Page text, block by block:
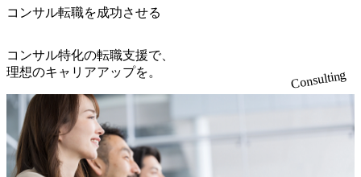
keto_kajita/)） 多様なメンバー、多様なプロジェクトによる
も関わらず、外資系戦略コンサルティングファームや総合
系コンサルティングファームをはじめ、メーカー、ITベン
チャー、外資系金融機関など多彩な出自で構成されてお
り、常に刺激を受けながらプロジェクトワークが可能 総合
コンサルティングファームの名の通り、全方位のクライア
ントに対して様々なプロジェクトが存在しており、手を上
げれば常に新しいテーマのチャレンジ機会を提供している
（ワンプール制） そのため、全体の離職率10％以下、未経
※顔出しは不要です。ご質問頂く際のみ、顔出ししていた
ている。 <u>ワンプール制</u>を取っており、業界の枠に縛
り、<u>営業活動に工数を割かれることなくデリバリーに注
力可能</u> 従業員満足度を非常に重視しており、意にそぐ
わないプロジェクトにアサインされてしまった場合、半強
制的に別のプロジェクトに異動することが可能。その結
果、<u>退職率も10%程度</u>(他社平均は2～30%程度) 残業
時間は<u>平均30時間程度。</u>バリューが出ていないから
残業代をつけさせないといったことはしない DE&Iにおいて
は女性活用や外国人/高齢者/障碍者などさまざまなバックグ
コンサル転職を成功させる
コンサル特化の転職支援で、
理想のキャリアアップを。
Consulting